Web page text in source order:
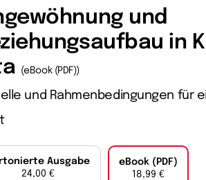
und
in
(eBook (PDF))
und Rahmenbedingungen für
Ausgabe
24,00 €
eBook (PDF)
18,99 €